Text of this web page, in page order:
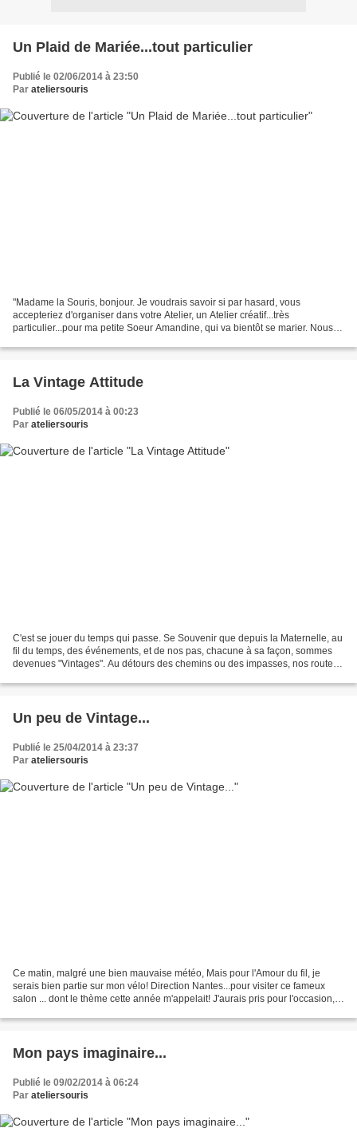
Un Plaid de Mariée...tout particulier
Publié le 02/06/2014 à 23:50
Par ateliersouris
"Madame la Souris, bonjour. Je voudrais savoir si par hasard, vous
accepteriez d'organiser dans votre Atelier, un Atelier créatif...très
particulier...pour ma petite Soeur Amandine, qui va bientôt se marier. Nous
La Vintage Attitude
Publié le 06/05/2014 à 00:23
Par ateliersouris
C'est se jouer du temps qui passe. Se Souvenir que depuis la Maternelle, au
fil du temps, des événements, et de nos pas, chacune à sa façon, sommes
devenues "Vintages". Au détours des chemins ou des impasses, nos routes
Un peu de Vintage...
Publié le 25/04/2014 à 23:37
Par ateliersouris
Ce matin, malgré une bien mauvaise météo, Mais pour l'Amour du fil, je
serais bien partie sur mon vélo! Direction Nantes...pour visiter ce fameux
salon ... dont le thème cette année m'appelait! J'aurais pris pour l'occasion,
Mon pays imaginaire...
Publié le 09/02/2014 à 06:24
Par ateliersouris